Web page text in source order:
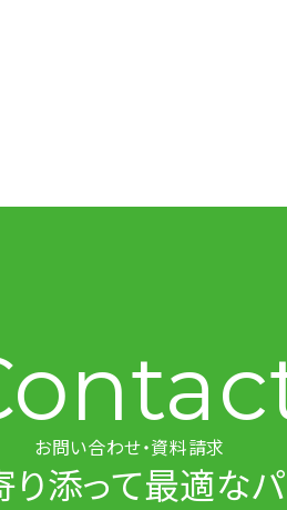
お問い合わせ・資料請求
添って最適な